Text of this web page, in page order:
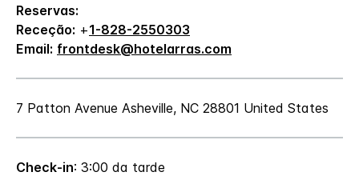
Reservas:
Receção: +1-828-2550303
Email: frontdesk@hotelarras.com
7 Patton Avenue Asheville, NC 28801 United States
Check-in: 3:00 da tarde